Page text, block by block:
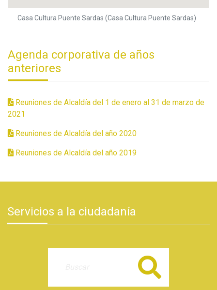
Casa Cultura Puente Sardas (Casa Cultura Puente Sardas)
Agenda corporativa de años
anteriores
Reuniones de Alcaldía del 1 de enero al 31 de marzo de
2021
Reuniones de Alcaldía del año 2020
Reuniones de Alcaldía del año 2019
Servicios a la ciudadanía
Buscar